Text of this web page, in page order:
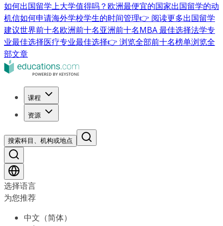
如何出国留学上大学值得吗？ 欧洲最便宜的国家出国留学的动
机信如何申请海外学校学生的时间管理👉 阅读更多出国留学
建议世界前十名欧洲前十名亚洲前十名MBA 最佳选择法学专
业最佳选择医疗专业最佳选择👉 浏览全部前十名榜单浏览全
部文章
课程
资源
搜索科目、机构或地点
选择语言
为您推荐
中文（简体）